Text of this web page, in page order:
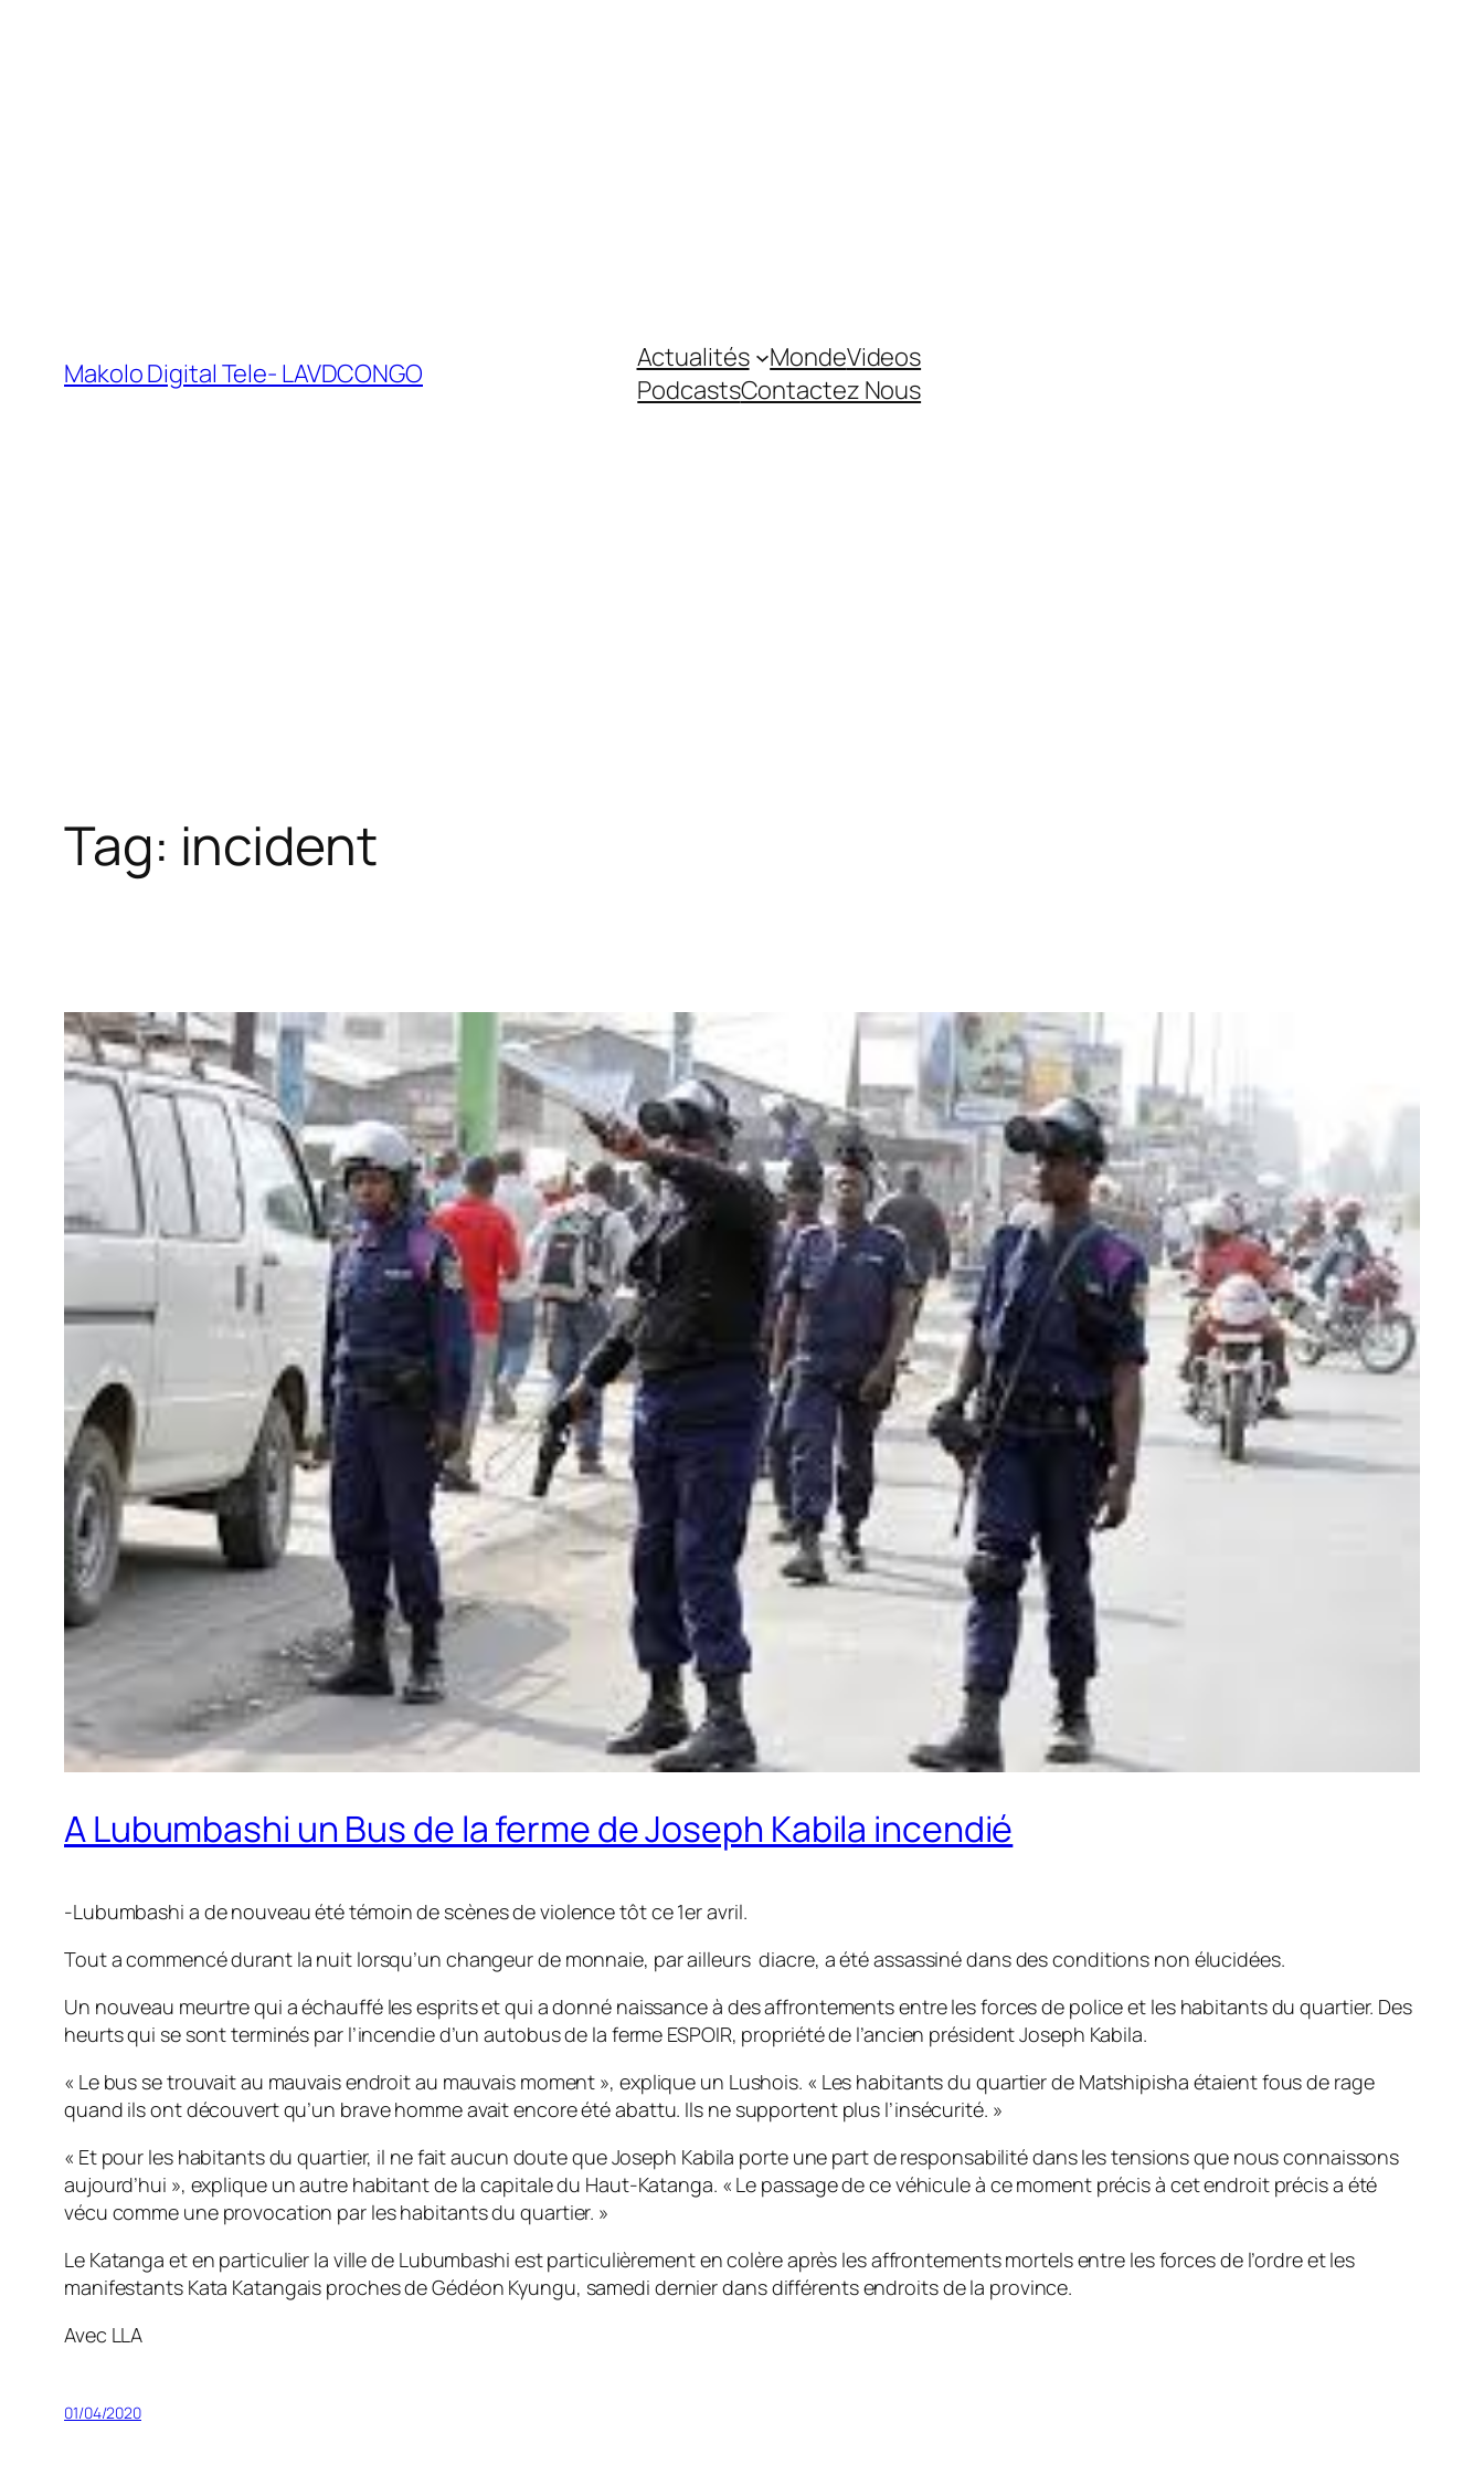
Makolo Digital Tele- LAVDCONGO Actualités MondeVideos
PodcastsContactez Nous
Tag: incident
A Lubumbashi un Bus de la ferme de Joseph Kabila incendié
-Lubumbashi a de nouveau été témoin de scènes de violence tôt ce 1er avril.
Tout a commencé durant la nuit lorsqu’un changeur de monnaie, par ailleurs diacre, a été assassiné dans des conditions non élucidées.
Un nouveau meurtre qui a échauffé les esprits et qui a donné naissance à des affrontements entre les forces de police et les habitants du quartier. Des
heurts qui se sont terminés par l’incendie d’un autobus de la ferme ESPOIR, propriété de l’ancien président Joseph Kabila.
« Le bus se trouvait au mauvais endroit au mauvais moment », explique un Lushois. « Les habitants du quartier de Matshipisha étaient fous de rage
quand ils ont découvert qu’un brave homme avait encore été abattu. Ils ne supportent plus l’insécurité. »
« Et pour les habitants du quartier, il ne fait aucun doute que Joseph Kabila porte une part de responsabilité dans les tensions que nous connaissons
aujourd’hui », explique un autre habitant de la capitale du Haut-Katanga. « Le passage de ce véhicule à ce moment précis à cet endroit précis a été
vécu comme une provocation par les habitants du quartier. »
Le Katanga et en particulier la ville de Lubumbashi est particulièrement en colère après les affrontements mortels entre les forces de l’ordre et les
manifestants Kata Katangais proches de Gédéon Kyungu, samedi dernier dans différents endroits de la province.
Avec LLA
01/04/2020